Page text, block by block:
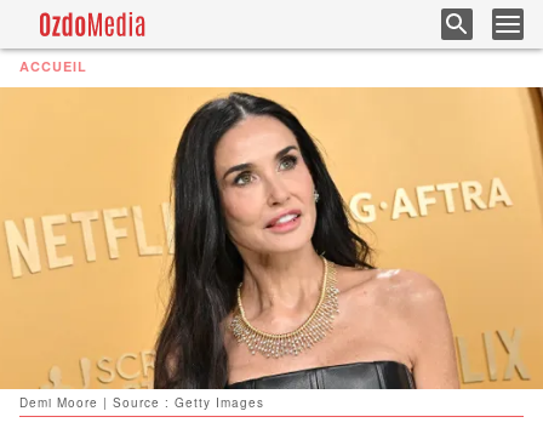
ACCUEIL
Demi Moore | Source : Getty Images